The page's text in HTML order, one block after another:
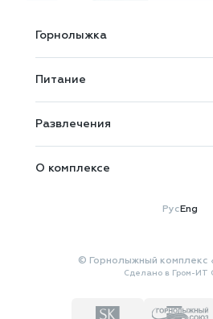
Горнолыжка
Питание
Развлечения
О комплексе
Документы
Сувенирная лавка
Рус Eng
© Горнолыжный комплекс
Сделано в Гром-ИТ